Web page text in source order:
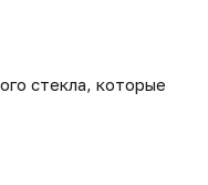
стекла, которые